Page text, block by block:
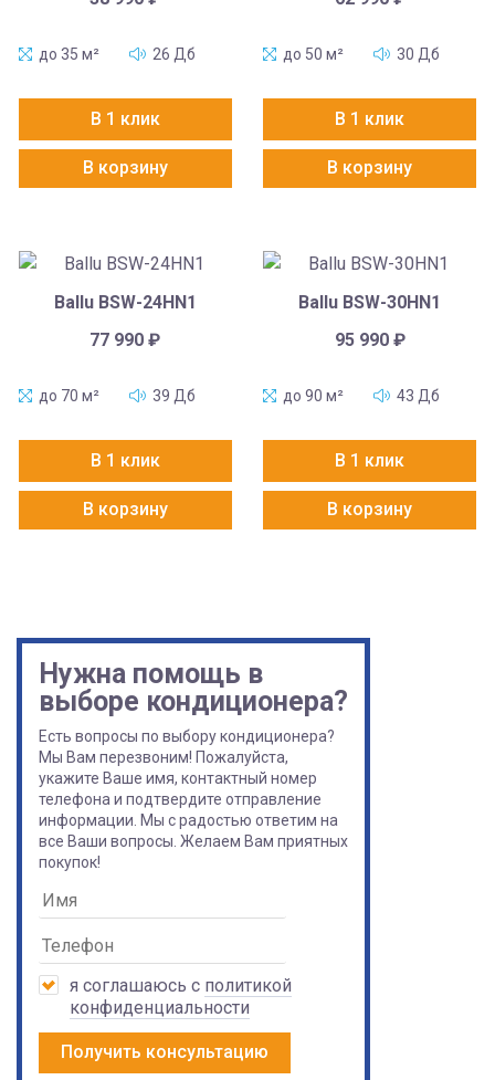
до 35 м² 26 Дб
В 1 клик
В корзину
до 50 м² 30 Дб
В 1 клик
В корзину
Ballu BSW-24HN1
77 990₽
до 70 м² 39 Дб
В 1 клик
В корзину
Ballu BSW-30HN1
95 990 ₽
до 90 м² 43 Дб
В 1 клик
В корзину
Нужна помощь в
выборе кондиционера?
Есть вопросы по выбору кондиционера?
Мы Вам перезвоним! Пожалуйста,
укажите Ваше имя, контактный номер
телефона и подтвердите отправление
информации. Мы с радостью ответим на
все Ваши вопросы. Желаем Вам приятных
покупок!
я соглашаюсь с политикой
конфиденциальности
Получить консультацию